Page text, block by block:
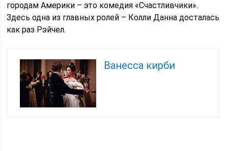
городам Америки – это комедия «Счастливчики».
Здесь одна из главных ролей – Колли Данна досталась
как раз Рэйчел.
Ванесса кирби